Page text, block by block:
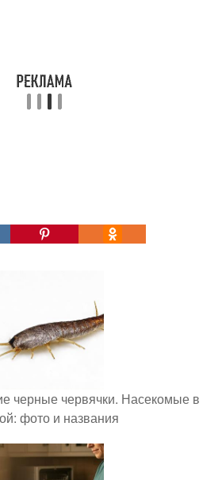
черные червячки. Насекомые в
фото и названия